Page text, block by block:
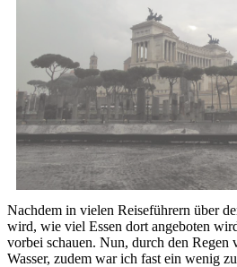
Nachdem in vielen Reiseführern über
wird, wie viel Essen dort angeboten
vorbei schauen. Nun, durch den Regen
Wasser, zudem war ich fast ein wenig